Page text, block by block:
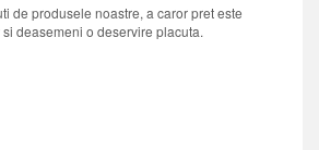
de produsele noastre, a caror pret este
deasemeni o deservire placuta.